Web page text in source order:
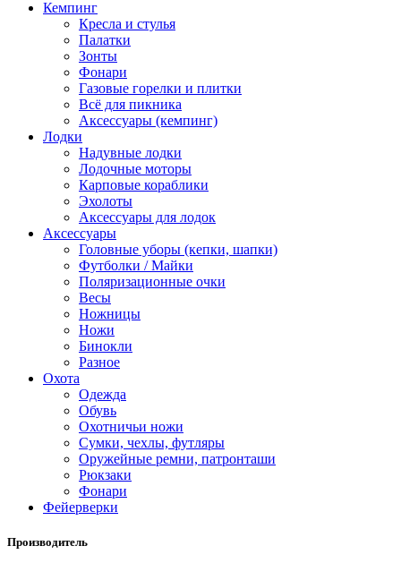
Кемпинг
Кресла и стулья
Палатки
Зонты
Фонари
Газовые горелки и плитки
Всё для пикника
Аксессуары (кемпинг)
Лодки
Надувные лодки
Лодочные моторы
Карповые кораблики
Эхолоты
Аксессуары для лодок
Аксессуары
Головные уборы (кепки, шапки)
Футболки / Майки
Поляризационные очки
Весы
Ножницы
Ножи
Бинокли
Разное
Охота
Одежда
Обувь
Охотничьи ножи
Сумки, чехлы, футляры
Оружейные ремни, патронташи
Рюкзаки
Фонари
Фейерверки
Производитель